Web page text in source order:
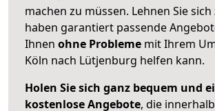
machen zu müssen. Lehnen Sie
haben garantiert passende
Ihnen ohne Probleme mit Ihrem
Köln nach Lütjenburg helfen kann.
Holen Sie sich ganz bequem und
kostenlose Angebote, die